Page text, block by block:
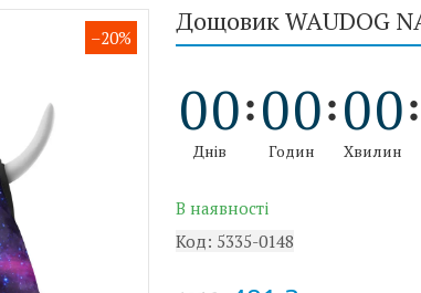
–20%
Дощовик WAUDOG
00
Днів
00
Годин
00
Хвилин
В наявності
Код: 5335-0148